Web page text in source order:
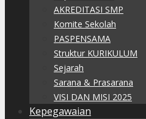
AKREDITASI SMP
Komite Sekolah
PASPENSAMA
Struktur KURIKULUM
Sejarah
Sarana & Prasarana
VISI DAN MISI 2025
Kepegawaian